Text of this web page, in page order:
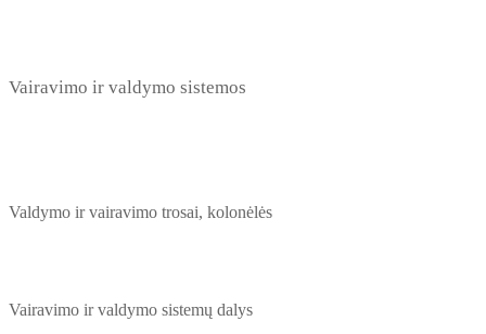
Vairavimo ir valdymo sistemos
Valdymo ir vairavimo trosai, kolonėlės
Vairavimo ir valdymo sistemų dalys